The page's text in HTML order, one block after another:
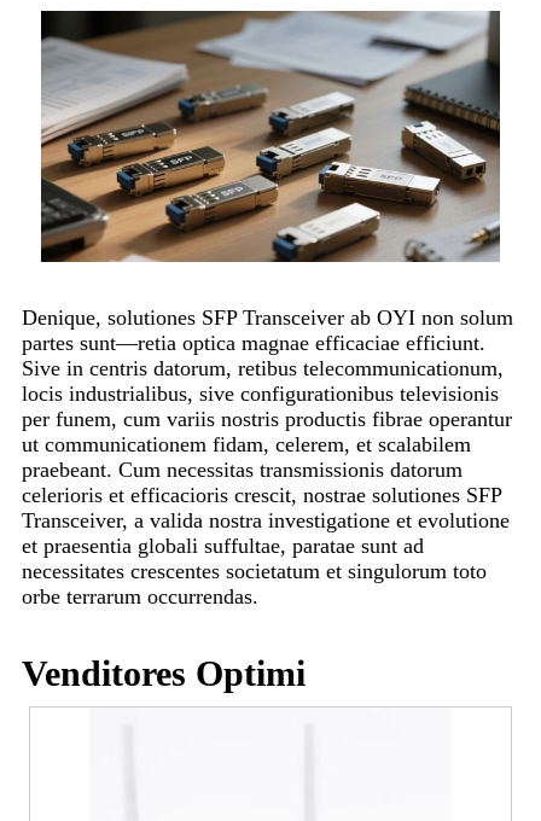
Denique, solutiones SFP Transceiver ab OYI non solum
partes sunt—retia optica magnae efficaciae efficiunt.
Sive in centris datorum, retibus telecommunicationum,
locis industrialibus, sive configurationibus televisionis
per funem, cum variis nostris productis fibrae operantur
ut communicationem fidam, celerem, et scalabilem
praebeant. Cum necessitas transmissionis datorum
celerioris et efficacioris crescit, nostrae solutiones SFP
Transceiver, a valida nostra investigatione et evolutione
et praesentia globali suffultae, paratae sunt ad
necessitates crescentes societatum et singulorum toto
orbe terrarum occurrendas.
Venditores Optimi